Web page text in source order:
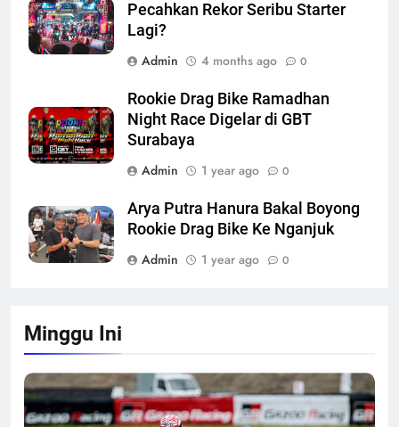
Pecahkan Rekor Seribu Starter
Lagi?
Admin
4 months ago 0
Rookie Drag Bike Ramadhan
Night Race Digelar di GBT
Surabaya
Admin
1 year ago 0
Arya Putra Hanura Bakal Boyong
Rookie Drag Bike Ke Nganjuk
Admin
1 year ago 0
Minggu Ini